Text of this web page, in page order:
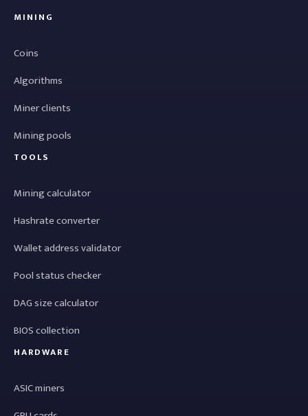
MINING
Coins
Algorithms
Miner clients
Mining pools
TOOLS
Mining calculator
Hashrate converter
Wallet address validator
Pool status checker
DAG size calculator
BIOS collection
HARDWARE
ASIC miners